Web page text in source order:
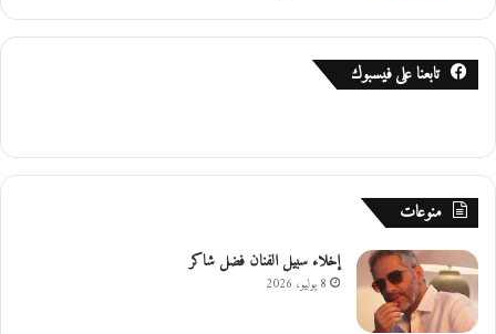
تابعنا على فيسبوك
منوعات
إخلاء سبيل الفنان فضل شاكر
8 يوليو، 2026